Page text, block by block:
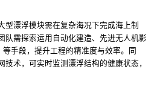
型漂浮模块需在复杂海况下完成海上制
队需探索运用自动化建造、先进无人机影
手段，提升工程的精准度与效率。同
术，可实时监测漂浮结构的健康状态，